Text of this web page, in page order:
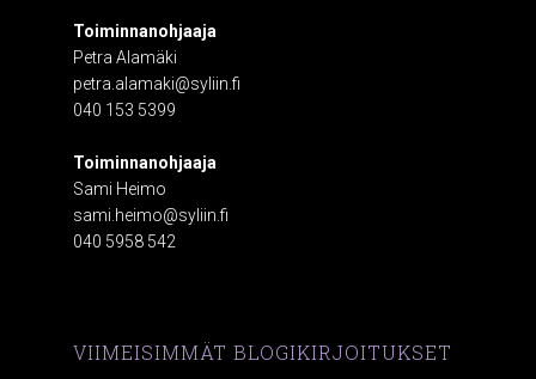
Toiminnanohjaaja
Petra Alamäki
petra.alamaki@syliin.fi
040 153 5399
Toiminnanohjaaja
Sami Heimo
sami.heimo@syliin.fi
040 5958 542
VIIMEISIMMÄT BLOGIKIRJOITUKSET